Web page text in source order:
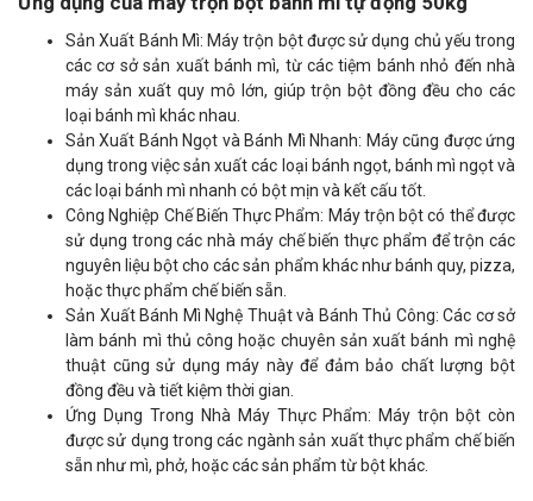
Sản Xuất Bánh Mì: Máy trộn bột được sử dụng chủ yếu trong
các cơ sở sản xuất bánh mì, từ các tiệm bánh nhỏ đến nhà
máy sản xuất quy mô lớn, giúp trộn bột đồng đều cho các
loại bánh mì khác nhau.
Sản Xuất Bánh Ngọt và Bánh Mì Nhanh: Máy cũng được ứng
dụng trong việc sản xuất các loại bánh ngọt, bánh mì ngọt và
các loại bánh mì nhanh có bột mịn và kết cấu tốt.
Công Nghiệp Chế Biến Thực Phẩm: Máy trộn bột có thể được
sử dụng trong các nhà máy chế biến thực phẩm để trộn các
nguyên liệu bột cho các sản phẩm khác như bánh quy, pizza,
hoặc thực phẩm chế biến sẵn.
Sản Xuất Bánh Mì Nghệ Thuật và Bánh Thủ Công: Các cơ sở
làm bánh mì thủ công hoặc chuyên sản xuất bánh mì nghệ
thuật cũng sử dụng máy này để đảm bảo chất lượng bột
đồng đều và tiết kiệm thời gian.
Ứng Dụng Trong Nhà Máy Thực Phẩm: Máy trộn bột còn
được sử dụng trong các ngành sản xuất thực phẩm chế biến
sẵn như mì, phở, hoặc các sản phẩm từ bột khác.